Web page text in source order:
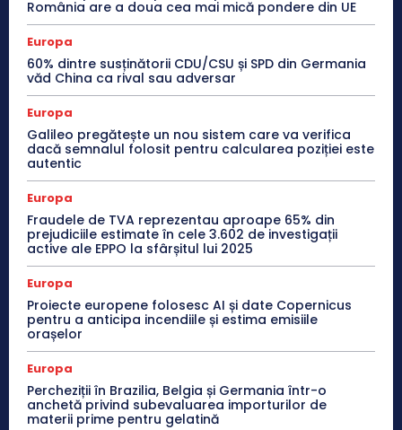
România are a doua cea mai mică pondere din UE
Europa
60% dintre susținătorii CDU/CSU și SPD din Germania
văd China ca rival sau adversar
Europa
Galileo pregătește un nou sistem care va verifica
dacă semnalul folosit pentru calcularea poziției este
autentic
Europa
Fraudele de TVA reprezentau aproape 65% din
prejudiciile estimate în cele 3.602 de investigații
active ale EPPO la sfârșitul lui 2025
Europa
Proiecte europene folosesc AI și date Copernicus
pentru a anticipa incendiile și estima emisiile
orașelor
Europa
Percheziții în Brazilia, Belgia și Germania într-o
anchetă privind subevaluarea importurilor de
materii prime pentru gelatină